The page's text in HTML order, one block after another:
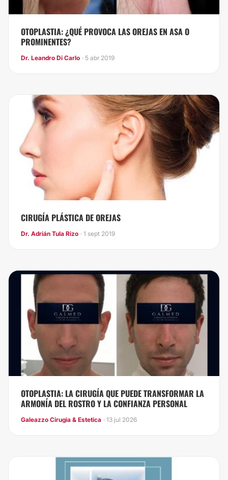
OTOPLASTIA: ¿QUÉ PROVOCA LAS OREJAS EN ASA O
PROMINENTES?
Dr. Leandro Di Carlo · 5 abr 2019
CIRUGÍA PLÁSTICA DE OREJAS
Dr. Adrián Tula Rizo · 1 sept 2019
OTOPLASTIA: LA CIRUGÍA QUE PUEDE TRANSFORMAR LA
ARMONÍA DEL ROSTRO Y LA CONFIANZA PERSONAL
Galeazzo Cirugia & Estetica · 13 jul 2026